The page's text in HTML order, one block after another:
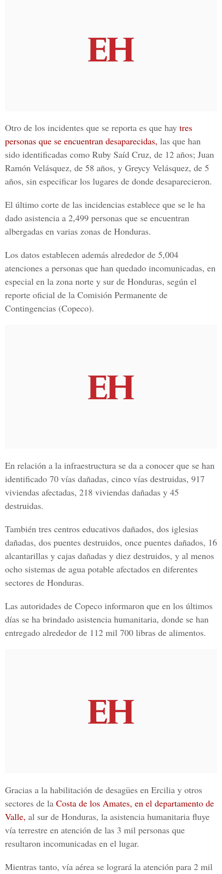
Otro de los incidentes que se reporta es que hay tres
personas que se encuentran desaparecidas, las que han
sido identificadas como Ruby Saíd Cruz, de 12 años; Juan
Ramón Velásquez, de 58 años, y Greycy Velásquez, de 5
años, sin especificar los lugares de donde desaparecieron.
El último corte de las incidencias establece que se le ha
dado asistencia a 2,499 personas que se encuentran
albergadas en varias zonas de Honduras.
Los datos establecen además alrededor de 5,004
atenciones a personas que han quedado incomunicadas, en
especial en la zona norte y sur de Honduras, según el
reporte oficial de la Comisión Permanente de
Contingencias (Copeco).
En relación a la infraestructura se da a conocer que se han
identificado 70 vías dañadas, cinco vías destruidas, 917
viviendas afectadas, 218 viviendas dañadas y 45
destruidas.
También tres centros educativos dañados, dos iglesias
dañadas, dos puentes destruidos, once puentes dañados, 16
alcantarillas y cajas dañadas y diez destruidos, y al menos
ocho sistemas de agua potable afectados en diferentes
sectores de Honduras.
Las autoridades de Copeco informaron que en los últimos
días se ha brindado asistencia humanitaria, donde se han
entregado alrededor de 112 mil 700 libras de alimentos.
Gracias a la habilitación de desagües en Ercilia y otros
sectores de la Costa de los Amates, en el departamento de
Valle, al sur de Honduras, la asistencia humanitaria fluye
vía terrestre en atención de las 3 mil personas que
resultaron incomunicadas en el lugar.
Mientras tanto, vía aérea se logrará la atención para 2 mil